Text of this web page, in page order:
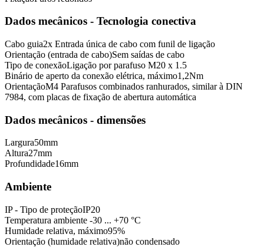
Dados mecânicos - Tecnologia conectiva
Cabo guia2x Entrada única de cabo com funil de ligação
Orientação (entrada de cabo)Sem saídas de cabo
Tipo de conexãoLigação por parafuso M20 x 1.5
Binário de aperto da conexão elétrica, máximo1,2Nm
OrientaçãoM4 Parafusos combinados ranhurados, similar à DIN
7984, com placas de fixação de abertura automática
Dados mecânicos - dimensões
Largura50mm
Altura27mm
Profundidade16mm
Ambiente
IP - Tipo de proteçãoIP20
Temperatura ambiente -30 ... +70 °C
Humidade relativa, máximo95%
Orientação (humidade relativa)não condensado